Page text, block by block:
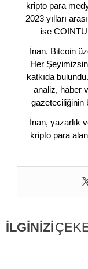
kripto para
2023 yılları
ise
İnan, Bitcoin
Her
katkıda
analiz, haber
gazeteciliğinin
İnan, yazarlık
kripto para
İLGİNİZİ